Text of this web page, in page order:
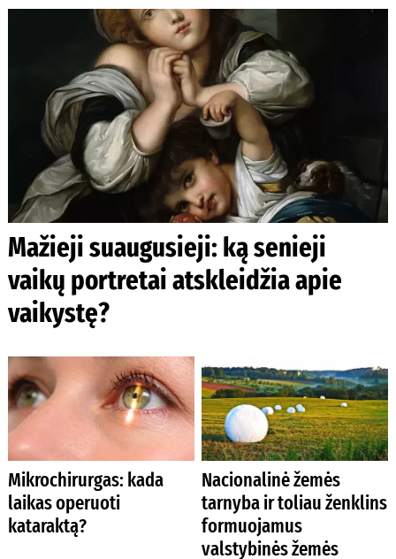
Mažieji suaugusieji: ką senieji
vaikų portretai atskleidžia apie
vaikystę?
Mikrochirurgas: kada
laikas operuoti
kataraktą?
Nacionalinė žemės
tarnyba ir toliau ženklins
formuojamus
valstybinės žemės